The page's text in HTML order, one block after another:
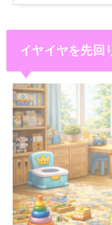
イヤイヤを先回